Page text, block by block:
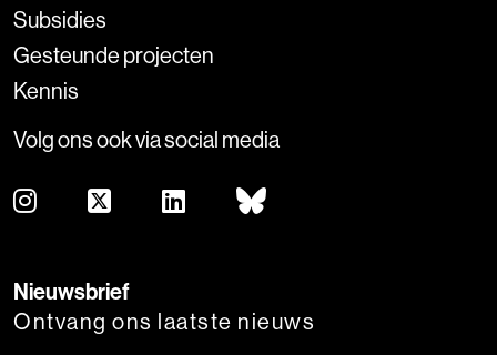
Subsidies
Gesteunde projecten
Kennis
Volg ons ook via social media
Nieuwsbrief
Ontvang ons laatste nieuws